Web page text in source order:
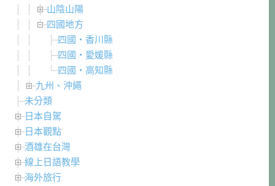
山陰山陽
四國地方
四國・香川縣
四國・愛媛縣
四國・高知縣
九州、沖繩
未分類
日本自駕
日本觀點
酒雄在台灣
線上日語教學
海外旅行